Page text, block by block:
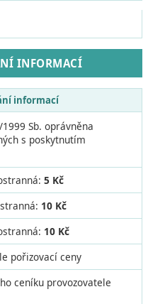
INFORMACÍ
informací
Sb. oprávněna
s poskytnutím
5 Kč
10 Kč
10 Kč
pořizovací ceny
ceníku provozovatele